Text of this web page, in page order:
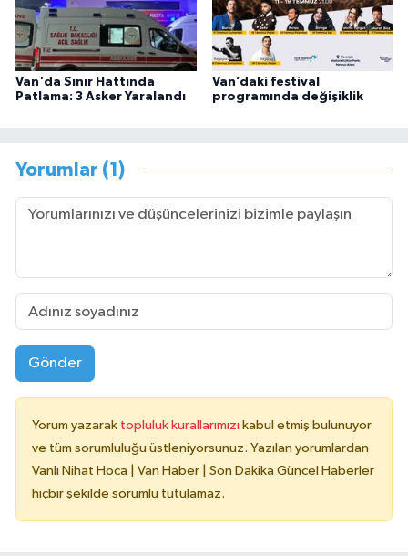
Van'da Sınır Hattında
Patlama: 3 Asker Yaralandı
Van’daki festival
programında değişiklik
Yorumlar (1)
Gönder
Yorum yazarak topluluk kurallarımızı kabul etmiş bulunuyor
ve tüm sorumluluğu üstleniyorsunuz. Yazılan yorumlardan
Vanlı Nihat Hoca | Van Haber | Son Dakika Güncel Haberler
hiçbir şekilde sorumlu tutulamaz.